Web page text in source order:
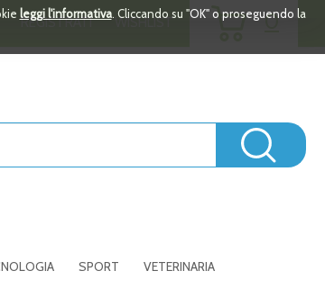
leggi l'informativa. Cliccando su "OK" o proseguendo la
REGISTRATI WISHLIST 0
ARTICOLI
SPORT VETERINARIA